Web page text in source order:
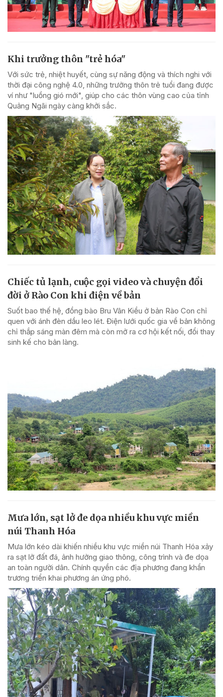
Khi trưởng thôn "trẻ hóa"
Với sức trẻ, nhiệt huyết, cùng sự năng động và thích nghi với
thời đại công nghệ 4.0, những trưởng thôn trẻ tuổi đang được
ví như "luồng gió mới", giúp cho các thôn vùng cao của tỉnh
Quảng Ngãi ngày càng khởi sắc.
Chiếc tủ lạnh, cuộc gọi video và chuyện đổi
đời ở Rào Con khi điện về bản
Suốt bao thế hệ, đồng bào Bru Vân Kiều ở bản Rào Con chỉ
quen với ánh đèn dầu leo lét. Điện lưới quốc gia về bản không
chỉ thắp sáng màn đêm mà còn mở ra cơ hội kết nối, đổi thay
sinh kế cho bản làng.
Mưa lớn, sạt lở đe dọa nhiều khu vực miền
núi Thanh Hóa
Mưa lớn kéo dài khiến nhiều khu vực miền núi Thanh Hóa xảy
ra sạt lở đất đá, ảnh hưởng giao thông, công trình và đe dọa
an toàn người dân. Chính quyền các địa phương đang khẩn
trương triển khai phương án ứng phó.